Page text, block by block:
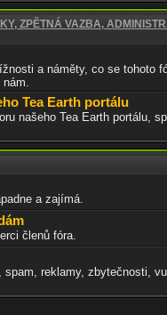
ZPĚTNÁ VAZBA,
a náměty, co se tohoto
Tea Earth portálu
našeho Tea Earth portálu,
a zajímá.
členů fóra.
reklamy, zbytečnosti,